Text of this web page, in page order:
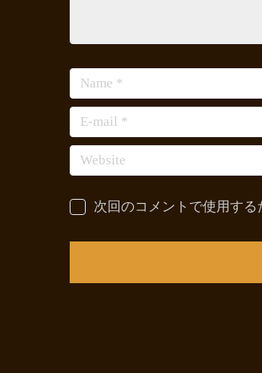
次回のコメントで使用する